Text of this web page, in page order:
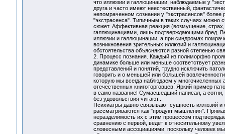
что иллюзии и галлюцинации, наблюдаемые у
друга и часто имеют неестественный,
непомраченном сознании у "экстрасенсов" более
"экстрасенса". Типичным в таких случаях можно
сюжет. Аффективная реакция (возмущение,
галлюцинациями, лишь подтверждающими бред.
иллюзии и галлюцинации, а при синдромах
возникновения зрительных иллюзий и
обстоятельства объясняются разной степенью
2. Процесс познания. Каждый из полиморфно
динамике больше или меньше соответствует
представлений и понятий, трудно исключить
говорить и о меньшей или большей
которую мы всегда наблюдаем у многочисленных
отечественных книготорговцев. Яркий пример
в само название! Сумасшедший написал, а
без удовольствия читают...
Психиатры давно связывают сущность иллюзий
рассматриваются как "продукт мышления".
неразделимость их с этим процессом
сравнению с первой, ведет к относительному
словесными ассоциациями, поскольку человек